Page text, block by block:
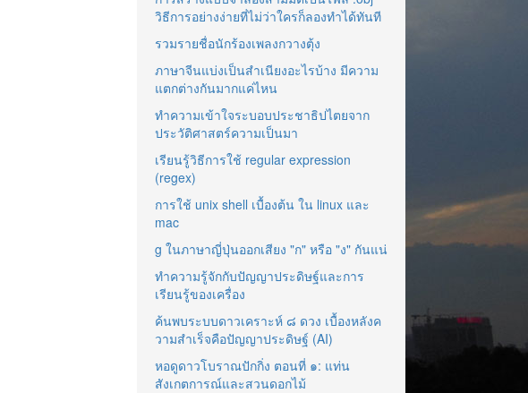
วิธีการอย่างง่ายที่ไม่ว่าใครก็ลองทำได้ทันที
รวมรายชื่อนักร้องเพลงกวางตุ้ง
ภาษาจีนแบ่งเป็นสำเนียงอะไรบ้าง มีความ
แตกต่างกันมากแค่ไหน
ทำความเข้าใจระบอบประชาธิปไตยจาก
ประวัติศาสตร์ความเป็นมา
เรียนรู้วิธีการใช้ regular expression
(regex)
การใช้ unix shell เบื้องต้น ใน linux และ
mac
g ในภาษาญี่ปุ่นออกเสียง "ก" หรือ "ง" กันแน่
ทำความรู้จักกับปัญญาประดิษฐ์และการ
เรียนรู้ของเครื่อง
ค้นพบระบบดาวเคราะห์ ๘ ดวง เบื้องหลังค
วามสำเร็จคือปัญญาประดิษฐ์ (AI)
หอดูดาวโบราณปักกิ่ง ตอนที่ ๑: แท่น
สังเกตการณ์และสวนดอกไม้